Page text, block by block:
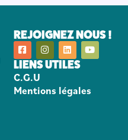
LIENS UTILES
C.G.U
Mentions légales
REJOIGNEZ NOUS !